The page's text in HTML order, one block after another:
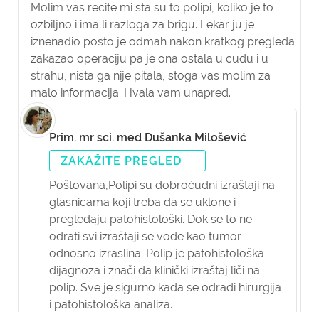
Molim vas recite mi sta su to polipi, koliko je to
ozbiljno i ima li razloga za brigu. Lekar ju je
iznenadio posto je odmah nakon kratkog pregleda
zakazao operaciju pa je ona ostala u cudu i u
strahu, nista ga nije pitala, stoga vas molim za
malo informacija. Hvala vam unapred.
Prim. mr sci. med Dušanka Milošević
ZAKAŽITE PREGLED
Poštovana,Polipi su dobroćudni izraštaji na
glasnicama koji treba da se uklone i
pregledaju patohistološki. Dok se to ne
odrati svi izraštaji se vode kao tumor
odnosno izraslina. Polip je patohistološka
dijagnoza i znači da klinički izraštaj liči na
polip. Sve je sigurno kada se odradi hirurgija
i patohistološka analiza.